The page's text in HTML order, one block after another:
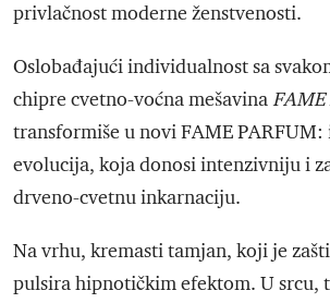
privlačnost moderne ženstvenosti.
Oslobađajući individualnost sa
chipre cvetno-voćna mešavinaFAME
transformiše u novi FAME PARFUM:
evolucija, koja donosi intenzivniju i
drveno-cvetnu inkarnaciju.
Na vrhu, kremasti tamjan, koji je
pulsira hipnotičkim efektom. U srcu,